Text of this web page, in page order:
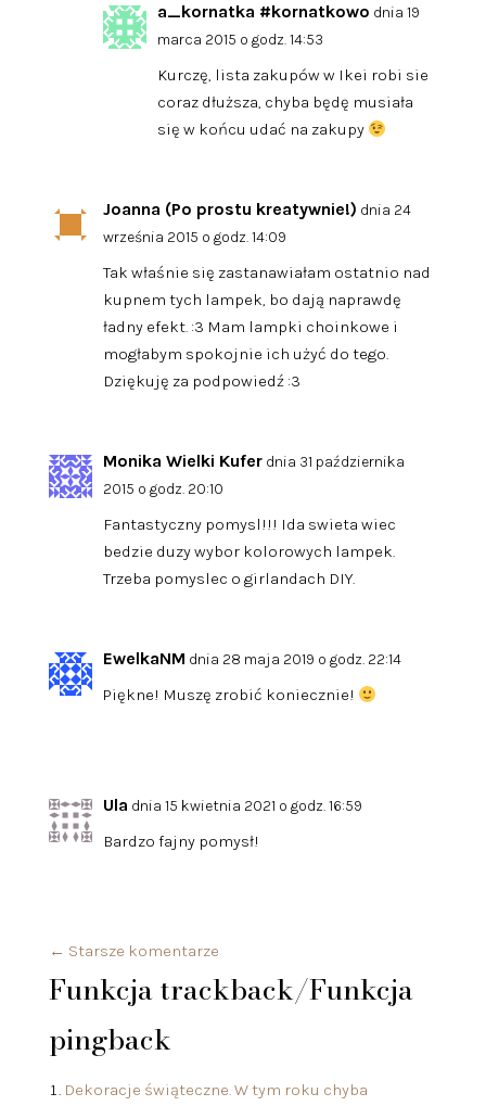
a_kornatka #kornatkowo dnia 19
marca 2015 o godz. 14:53
Kurczę, lista zakupów w Ikei robi sie
coraz dłuższa, chyba będę musiała
się w końcu udać na zakupy
Joanna (Po prostu kreatywnie!) dnia 24
września 2015 o godz. 14:09
Tak właśnie się zastanawiałam ostatnio nad
kupnem tych lampek, bo dają naprawdę
ładny efekt. :3 Mam lampki choinkowe i
mogłabym spokojnie ich użyć do tego.
Dziękuję za podpowiedź :3
Monika Wielki Kufer dnia 31 października
2015 o godz. 20:10
Fantastyczny pomysl!!! Ida swieta wiec
bedzie duzy wybor kolorowych lampek.
Trzeba pomyslec o girlandach DIY.
EwelkaNM dnia 28 maja 2019 o godz. 22:14
Piękne! Muszę zrobić koniecznie!
Ula dnia 15 kwietnia 2021 o godz. 16:59
Bardzo fajny pomysł!
← Starsze komentarze
Funkcja trackback/Funkcja
pingback
Dekoracje świąteczne. W tym roku chyba